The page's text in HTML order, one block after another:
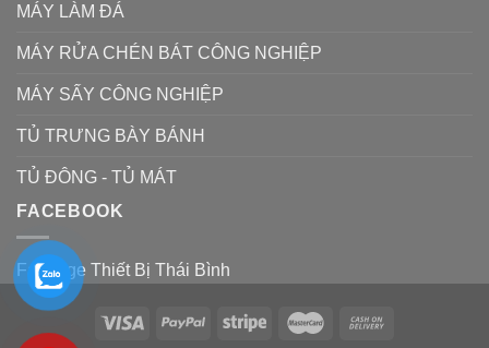
MÁY LÀM ĐÁ
MÁY RỬA CHÉN BÁT CÔNG NGHIỆP
MÁY SẤY CÔNG NGHIỆP
TỦ TRƯNG BÀY BÁNH
TỦ ĐÔNG - TỦ MÁT
FACEBOOK
Fanpage Thiết Bị Thái Bình